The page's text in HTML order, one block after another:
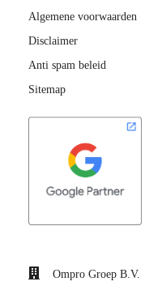
Algemene voorwaarden
Disclaimer
Anti spam beleid
Sitemap
Ompro Groep B.V.